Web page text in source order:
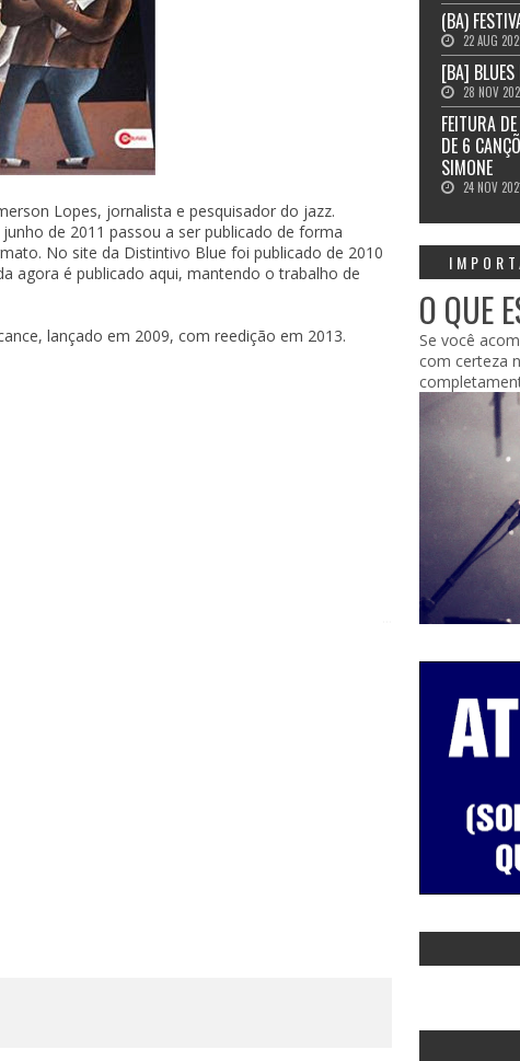
Lopes, jornalista e pesquisador do jazz.
de 2011 passou a ser publicado de forma
No site da Distintivo Blue foi publicado de 2010
agora é publicado aqui, mantendo o trabalho de
lançado em 2009, com reedição em 2013.
(BA)
22 AUG
[BA]
28 NOV
FEITURA
DE 6
SIMONE
24 NOV
O QUE
Se você
com certeza